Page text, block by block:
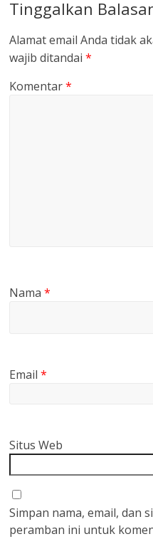
Tinggalkan
Alamat email Anda tidak
wajib ditandai*
Komentar*
Nama*
Email*
Situs Web
Simpan nama, email, dan
peramban ini untuk